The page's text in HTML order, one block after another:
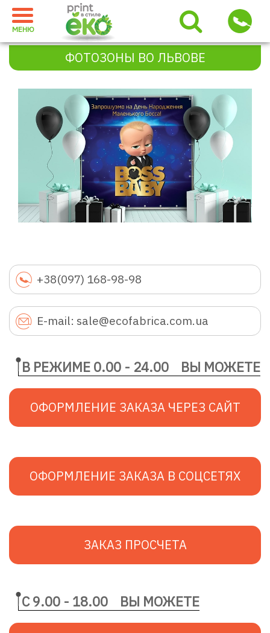
МЕНЮ
ФОТОЗОНЫ ВО ЛЬВОВЕ
+38(097) 168-98-98
E-mail: sale@ecofabrica.com.ua
В РЕЖИМЕ 0.00 - 24.00 ВЫ МОЖЕТЕ
ОФОРМЛЕНИЕ ЗАКАЗА ЧЕРЕЗ САЙТ
ОФОРМЛЕНИЕ ЗАКАЗА В СОЦСЕТЯХ
ЗАКАЗ ПРОСЧЕТА
С 9.00 - 18.00 ВЫ МОЖЕТЕ